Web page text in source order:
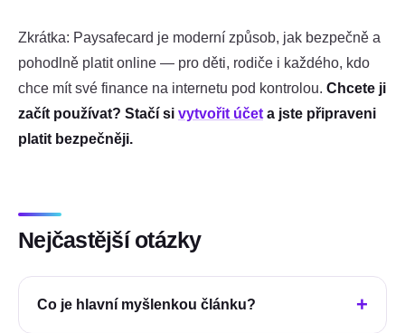
Zkrátka: Paysafecard je moderní způsob, jak bezpečně a
pohodlně platit online — pro děti, rodiče i každého, kdo
chce mít své finance na internetu pod kontrolou. Chcete ji
začít používat? Stačí si vytvořit účet a jste připraveni
platit bezpečněji.
Nejčastější otázky
Co je hlavní myšlenkou článku?